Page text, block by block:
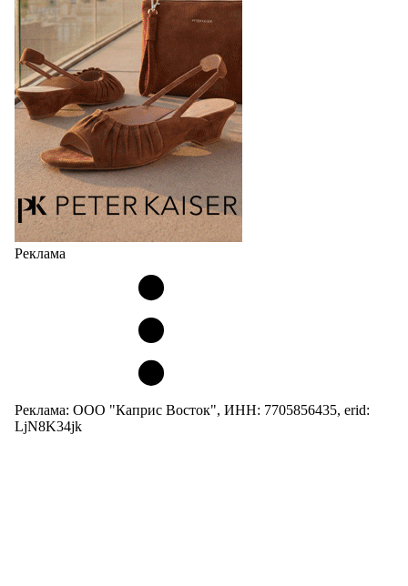
Реклама
Реклама: ООО "Каприс Восток", ИНН: 7705856435, erid:
LjN8K34jk